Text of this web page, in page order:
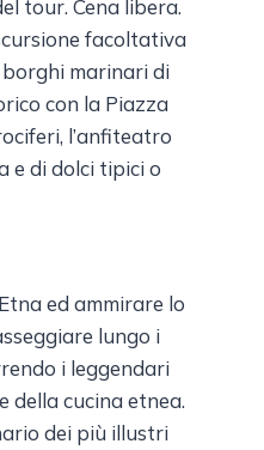
tour. Cena libera.
facoltativa
marinari di
con la Piazza
l’anfiteatro
e di dolci tipici o
ed ammirare lo
lungo i
i leggendari
della cucina etnea.
dei più illustri